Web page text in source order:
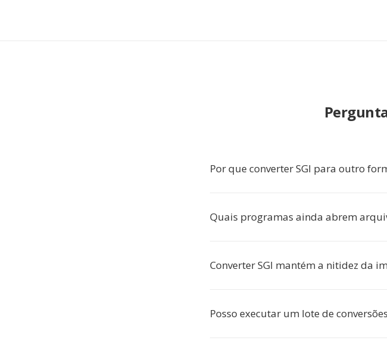
Por que converter SGI para outro
Quais programas ainda abrem
Converter SGI mantém a nitidez da
Posso executar um lote de